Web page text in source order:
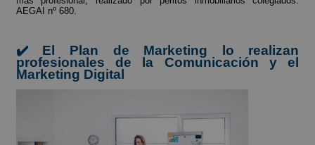
AEGAI nº 680.
✔️ El Plan de Marketing lo realizan
profesionales de la Comunicación y el
Marketing Digital